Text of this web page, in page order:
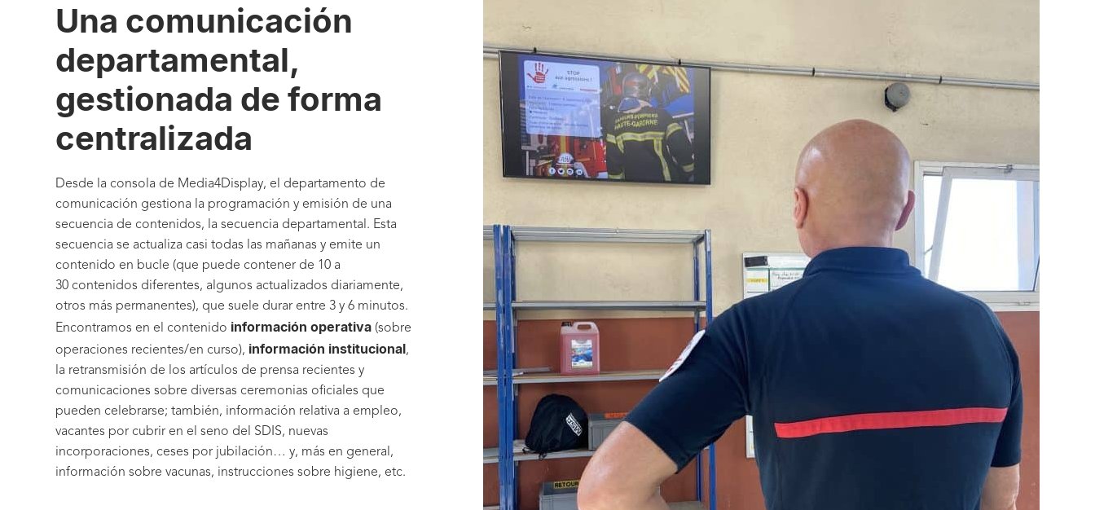
Una comunicación
departamental,
gestionada de forma
centralizada
Desde la consola de Media4Display, el departamento de
comunicación gestiona la programación y emisión de una
secuencia de contenidos, la secuencia departamental. Esta
secuencia se actualiza casi todas las mañanas y emite un
contenido en bucle (que puede contener de 10 a
30 contenidos diferentes, algunos actualizados diariamente,
otros más permanentes), que suele durar entre 3 y 6 minutos.
Encontramos en el contenido información operativa (sobre
operaciones recientes/en curso), información institucional,
la retransmisión de los artículos de prensa recientes y
comunicaciones sobre diversas ceremonias oficiales que
pueden celebrarse; también, información relativa a empleo,
vacantes por cubrir en el seno del SDIS, nuevas
incorporaciones, ceses por jubilación... y, más en general,
información sobre vacunas, instrucciones sobre higiene, etc.